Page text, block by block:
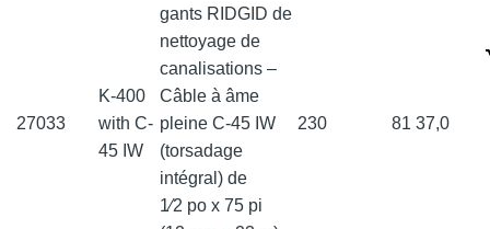
27033
K-400
with C-
45 IW
gants RIDGID de
nettoyage de
canalisations –
Câble à âme
pleine C-45 IW
(torsadage
intégral) de
1⁄2 po x 75 pi
230 81 37,0